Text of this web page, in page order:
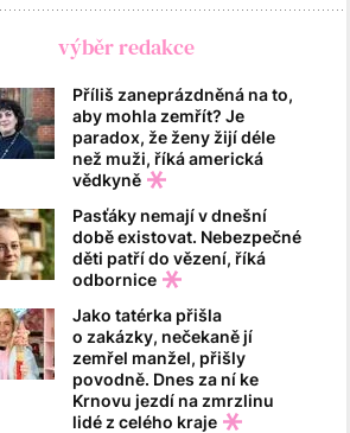
výběr redakce
Příliš zaneprázdněná na to,
aby mohla zemřít? Je
paradox, že ženy žijí déle
než muži, říká americká
vědkyně
Pasťáky nemají v dnešní
době existovat. Nebezpečné
děti patří do vězení, říká
odbornice
Jako tatérka přišla
o zakázky, nečekaně jí
zemřel manžel, přišly
povodně. Dnes za ní ke
Krnovu jezdí na zmrzlinu
lidé z celého kraje